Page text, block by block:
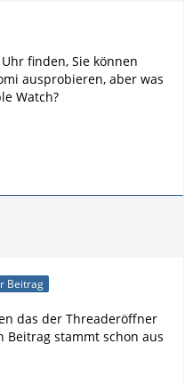
finden, Sie können
ausprobieren, aber was
Watch?
Beitrag
das der Threaderöffner
Beitrag stammt schon aus